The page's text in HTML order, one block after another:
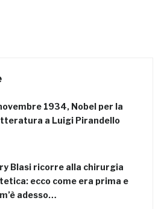
1934, Nobel per la
a Luigi Pirandello
Blasi ricorre alla chirurgia
ecco come era prima e
adesso…